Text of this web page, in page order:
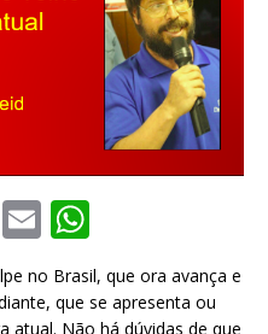
T
w
it
E
m
ai at
no Brasil, que ora avança e
que se apresenta ou
atual. Não há dúvidas de que